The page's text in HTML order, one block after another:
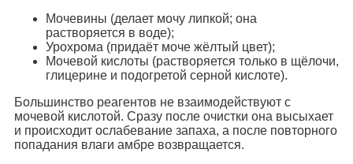
Мочевины (делает мочу липкой; она
растворяется в воде);
Урохрома (придаёт моче жёлтый цвет);
Мочевой кислоты (растворяется только в щёлочи,
глицерине и подогретой серной кислоте).
Большинство реагентов не взаимодействуют с
мочевой кислотой. Сразу после очистки она высыхает
и происходит ослабевание запаха, а после повторного
попадания влаги амбре возвращается.